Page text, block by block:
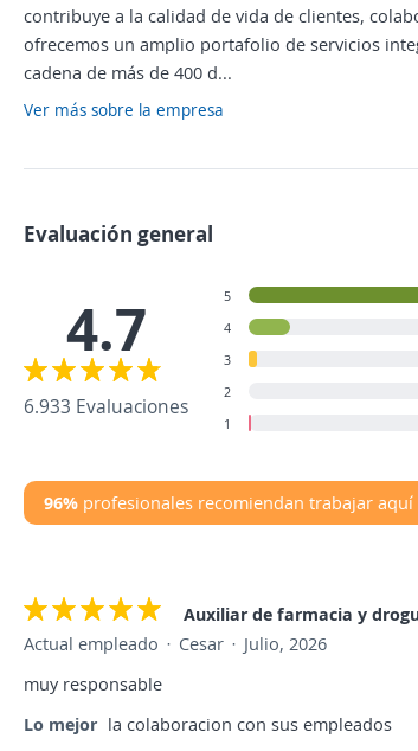
contribuye a la calidad de vida de clientes,
ofrecemos un amplio portafolio de servicios
cadena de más de 400 d...
Ver más sobre la empresa
Evaluación general
4.7
6.933 Evaluaciones
5
4
3
2
1
96% profesionales recomiendan trabajar aquí
Auxiliar de farmacia y
Actual empleado
Cesar
Julio, 2026
muy responsable
Lo mejor la colaboracion con sus empleados